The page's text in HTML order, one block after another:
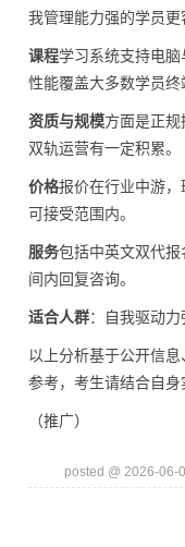
我管理能力强的学员更
课程学习系统支持电
性能覆盖大多数学员终
资质与规模方面是正规
双轨运营有一定积累。
价格报价在行业中游
可接受范围内。
服务包括中英文双代
间内回复咨询。
适合人群：自我驱动力
以上分析基于公开信
参考，考生请结合自身
（推广）
posted @ 2026-06-